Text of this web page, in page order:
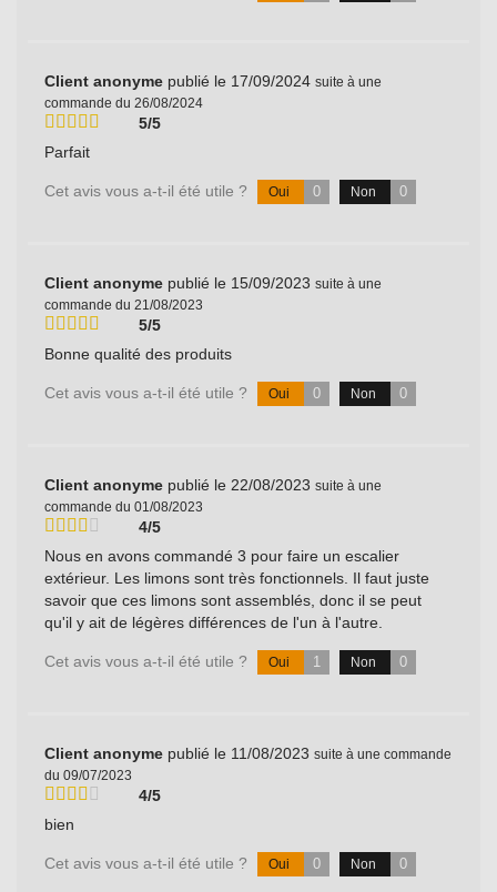
Client anonyme publié le 17/09/2024 suite à une
commande du 26/08/2024
5/5
Parfait
Cet avis vous a-t-il été utile ? Oui 0 Non 0
Client anonyme publié le 15/09/2023 suite à une
commande du 21/08/2023
5/5
Bonne qualité des produits
Cet avis vous a-t-il été utile ? Oui 0 Non 0
Client anonyme publié le 22/08/2023 suite à une
commande du 01/08/2023
4/5
Nous en avons commandé 3 pour faire un escalier
extérieur. Les limons sont très fonctionnels. Il faut juste
savoir que ces limons sont assemblés, donc il se peut
qu'il y ait de légères différences de l'un à l'autre.
Cet avis vous a-t-il été utile ? Oui 1 Non 0
Client anonyme publié le 11/08/2023 suite à une commande
du 09/07/2023
4/5
bien
Cet avis vous a-t-il été utile ? Oui 0 Non 0